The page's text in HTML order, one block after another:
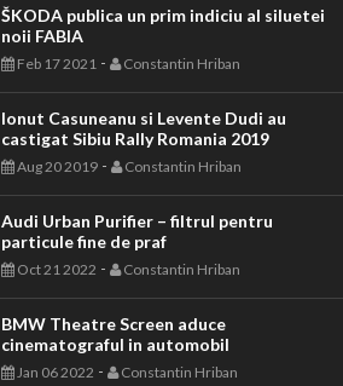
ŠKODA publica un prim indiciu al siluetei
noii FABIA
Feb 17 2021 - Constantin Hriban
Ionut Casuneanu si Levente Dudi au
castigat Sibiu Rally Romania 2019
Aug 20 2019 - Constantin Hriban
Audi Urban Purifier – filtrul pentru
particule fine de praf
Oct 21 2022 - Constantin Hriban
BMW Theatre Screen aduce
cinematograful in automobil
Jan 06 2022 - Constantin Hriban